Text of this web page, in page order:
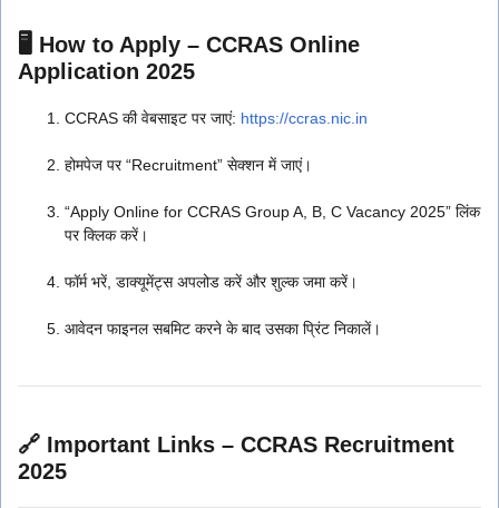
🖥️ How to Apply – CCRAS Online
Application 2025
CCRAS की वेबसाइट पर जाएं: https://ccras.nic.in
होमपेज पर “Recruitment” सेक्शन में जाएं।
“Apply Online for CCRAS Group A, B, C Vacancy 2025” लिंक
पर क्लिक करें।
फॉर्म भरें, डाक्यूमेंट्स अपलोड करें और शुल्क जमा करें।
आवेदन फाइनल सबमिट करने के बाद उसका प्रिंट निकालें।
🔗 Important Links – CCRAS Recruitment
2025